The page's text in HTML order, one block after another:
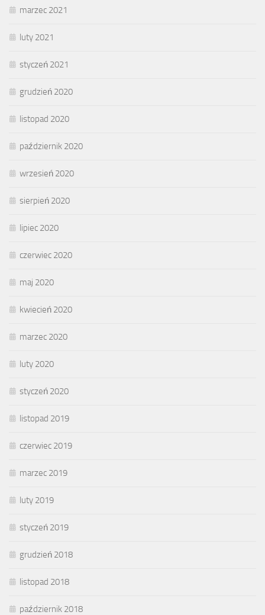
marzec 2021
luty 2021
styczeń 2021
grudzień 2020
listopad 2020
październik 2020
wrzesień 2020
sierpień 2020
lipiec 2020
czerwiec 2020
maj 2020
kwiecień 2020
marzec 2020
luty 2020
styczeń 2020
listopad 2019
czerwiec 2019
marzec 2019
luty 2019
styczeń 2019
grudzień 2018
listopad 2018
październik 2018